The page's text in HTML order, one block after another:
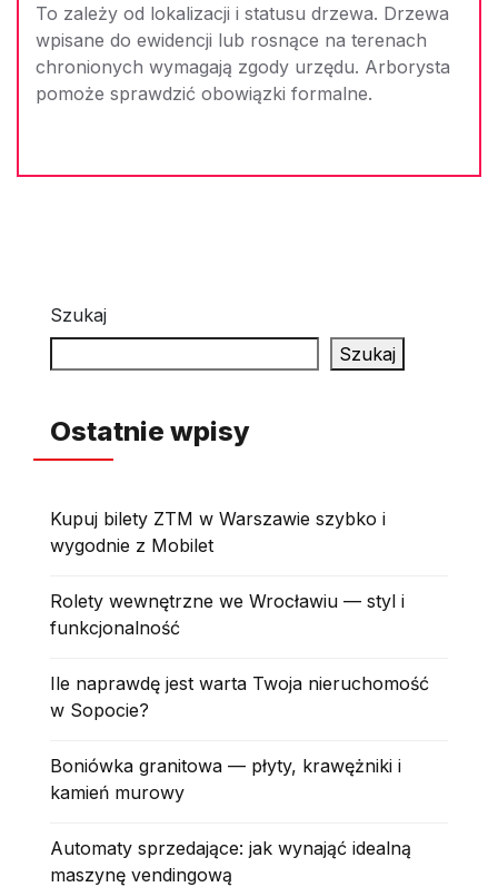
To zależy od lokalizacji i statusu drzewa. Drzewa
wpisane do ewidencji lub rosnące na terenach
chronionych wymagają zgody urzędu. Arborysta
pomoże sprawdzić obowiązki formalne.
Szukaj
Szukaj
Ostatnie wpisy
Kupuj bilety ZTM w Warszawie szybko i
wygodnie z Mobilet
Rolety wewnętrzne we Wrocławiu — styl i
funkcjonalność
Ile naprawdę jest warta Twoja nieruchomość
w Sopocie?
Boniówka granitowa — płyty, krawężniki i
kamień murowy
Automaty sprzedające: jak wynająć idealną
maszynę vendingową